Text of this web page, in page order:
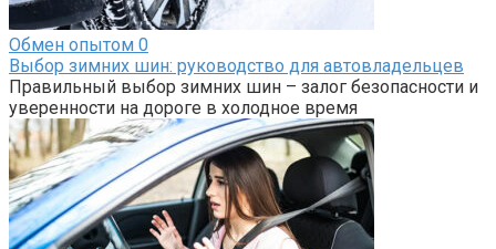
Обмен опытом 0
Выбор зимних шин: руководство для автовладельцев
Правильный выбор зимних шин – залог безопасности и
уверенности на дороге в холодное время